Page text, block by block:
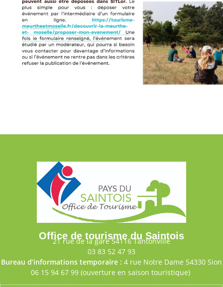
Office de tourisme du Saintois
21 rue de la gare 54116 Tantonville
03 83 52 47 93
Bureau d’informations temporaire : 4 rue Notre Dame 54330 Sion
06 15 94 67 99 (ouverture en saison touristique)